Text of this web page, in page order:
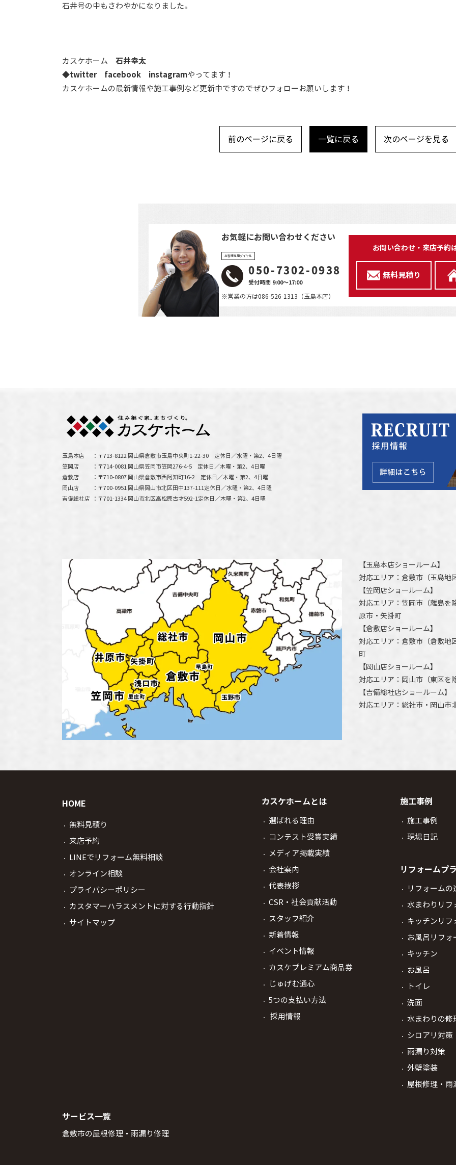
石井号の中もさわやかになりました。
カスケホーム 石井幸太
◆twitter facebook instagramやってます！
カスケホームの最新情報や施工事例など更新中ですのでぜひフォローお願いします！
前のページに戻る 一覧に戻る 次のページを見る
お気軽にお問い合わせください
お客様専用ダイヤル
050-7302-0938
受付時間 9:00～17:00
※営業の方は086-526-1313（玉島本店）
お問い合わせ・来店予約
無料見積り
玉島本店 〒713-8122 岡山県倉敷市玉島中央町1-22-30 定休日／水曜・第2、4日曜
笠岡店
〒714-0081 岡山県笠岡市笠岡276-4-5 定休日／木曜・第2、4日曜
倉敷店
〒710-0807 岡山県倉敷市西阿知町16-2 定休日／木曜・第2、4日曜
岡山店
〒700-0951 岡山県岡山市北区田中137-111定休日／水曜・第2、4日曜
吉備総社店
〒701-1334 岡山市北区高松原古才592-1定休日／木曜・第2、4日曜
【玉島本店ショールーム】
対応エリア： 倉敷市 （玉島
【笠岡店ショールーム】
対応エリア： 笠岡市（離島を
原市 ・矢掛町
【倉敷店ショールーム】
対応エリア： 倉敷市 （倉敷
町
【岡山店ショールーム】
対応エリア： 岡山市 （東区
【吉備総社店ショールーム】
対応エリア： 総社市 ・ 岡山市
HOME
無料見積り
来店予約
LINEでリフォーム無料相談
オンライン相談
プライバシーポリシー
カスタマーハラスメントに対する行動指針
サイトマップ
カスケホームとは
選ばれる理由
コンテスト受賞実績
メディア掲載実績
会社案内
代表挨拶
CSR・社会貢献活動
スタッフ紹介
新着情報
イベント情報
カスケプレミアム商品券
じゅげむ通心
5つの支払い方法
採用情報
施工事例
施工事例
現場日記
リフォームプ
リフォームの
水まわりリフ
キッチンリフ
お風呂リフォ
キッチン
お風呂
トイレ
洗面
水まわりの修
シロアリ対策
雨漏り対策
外壁塗装
屋根修理・雨
サービス一覧
倉敷市の屋根修理・雨漏り修理